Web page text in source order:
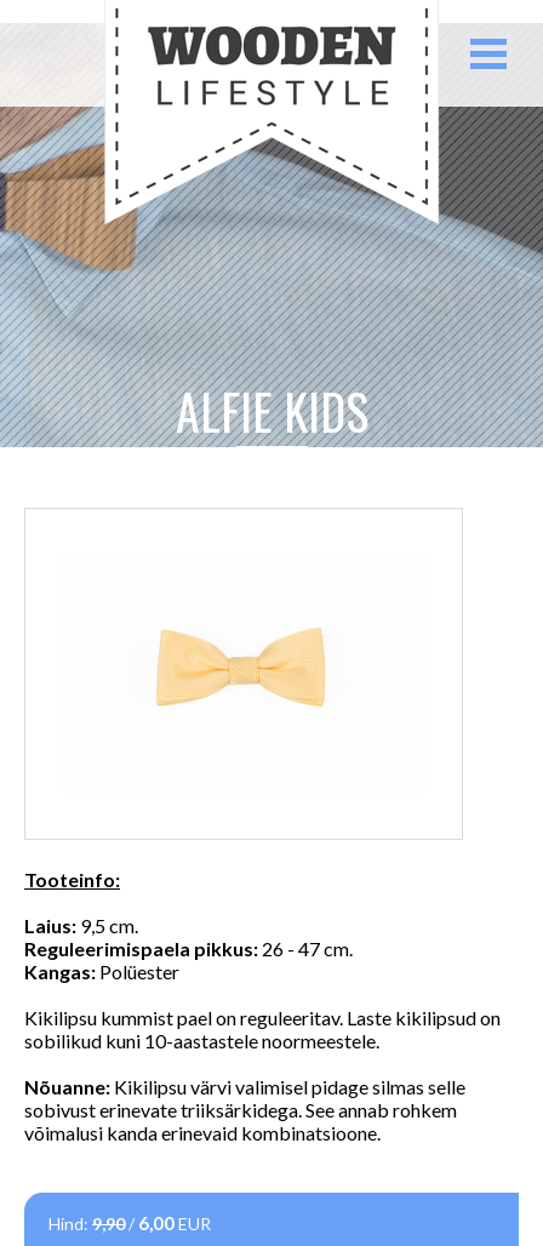
ALFIE KIDS
Tooteinfo:
Laius: 9,5 cm.
Reguleerimispaela pikkus: 26 - 47 cm.
Kangas: Polüester
Kikilipsu kummist pael on reguleeritav. Laste kikilipsud on
sobilikud kuni 10-aastastele noormeestele.
Nõuanne: Kikilipsu värvi valimisel pidage silmas selle
sobivust erinevate triiksärkidega. See annab rohkem
võimalusi kanda erinevaid kombinatsioone.
Hind: 9,90/ 6,00EUR